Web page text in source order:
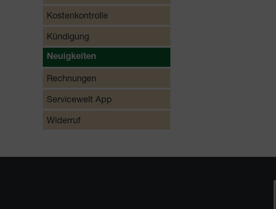
Kostenkontrolle
Kündigung
Neuigkeiten
Rechnungen
Servicewelt App
Widerruf